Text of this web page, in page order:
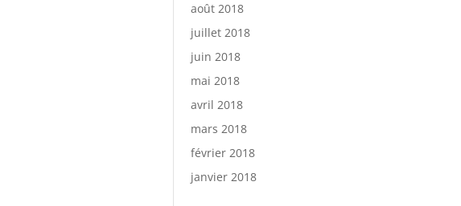
août 2018
juillet 2018
juin 2018
mai 2018
avril 2018
mars 2018
février 2018
janvier 2018